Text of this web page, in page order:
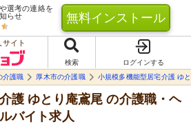
選考の連絡を
らせ
無料インストール
イト
検索
ログインする
介護職 厚木市の介護職 小規模多機能型居宅介護 ゆ
護 ゆとり庵鳶尾 の介護職・ヘ
バイト求人